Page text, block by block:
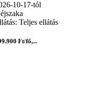
10-17-tól
Teljes ellátás
Ft/fő,...